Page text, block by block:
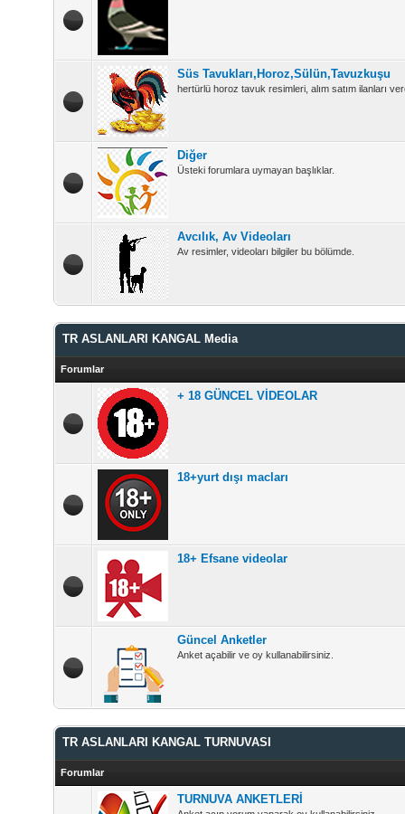
Süs Tavukları,Horoz,Sülün,Tavuzkuşu
hertürlü horoz tavuk resimleri, alım satım ilanları
Diğer
Üsteki forumlara uymayan başlıklar.
Avcılık, Av Videoları
Av resimler, videoları bilgiler bu bölümde.
TR ASLANLARI KANGAL Media
Forumlar
+ 18 GÜNCEL VİDEOLAR
18+yurt dışı macları
18+ Efsane videolar
Güncel Anketler
Anket açabilir ve oy kullanabilirsiniz.
TR ASLANLARI KANGAL TURNUVASI
Forumlar
TURNUVA ANKETLERİ